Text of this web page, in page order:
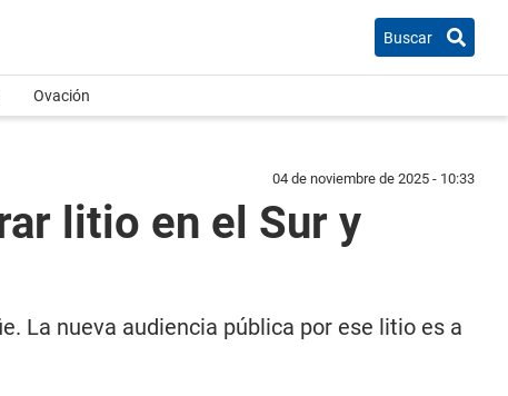
Buscar
Ovación
04 de noviembre de 2025 - 10:33
litio en el Sur y
La nueva audiencia pública por ese litio es a